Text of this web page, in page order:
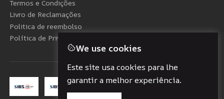
Termos e Condições
Livro de Reclamações
Politica de reembolso
Política de Privacidade
We use cookies
Este site usa cookies para lhe
garantir a melhor experiência.